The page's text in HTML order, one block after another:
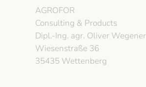
AGROFOR
Consulting & Products
Dipl.-Ing. agr. Oliver Wegener
Wiesenstraße 36
35435 Wettenberg